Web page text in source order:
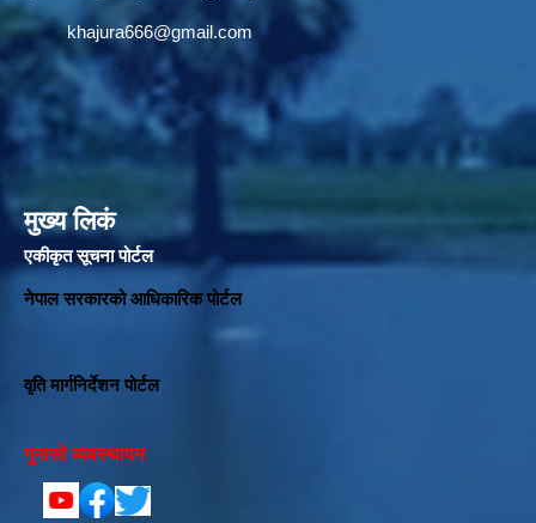
khajura666@gmail.com
मुख्य लिकं
एकीकृत सूचना पोर्टल
नेपाल सरकारको आधिकारिक पोर्टल
वृति मार्गनिर्देशन पोर्टल
गुनासो व्यवस्थापन